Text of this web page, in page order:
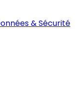
& Sécurité